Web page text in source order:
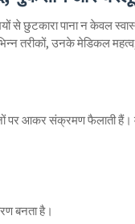
से छुटकारा पाना न केवल
तरीकों, उनके मेडिकल
पर आकर संक्रमण फैलाती हैं।
बनता है।